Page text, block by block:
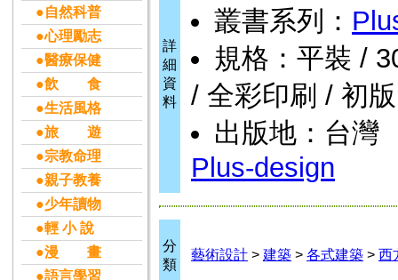
●自然科普
●心理勵志
●醫療保健
●飲 食
●生活風格
●旅 遊
●宗教命理
●親子教養
●少年讀物
●輕 小 說
●漫 畫
●語言學習
詳
細
資
料
叢書系列：
規格：平裝 /
/ 全彩印刷 / 初版
出版地：台灣
Plus-design
分
類
藝術設計 > 建築 > 各式建築 > 西